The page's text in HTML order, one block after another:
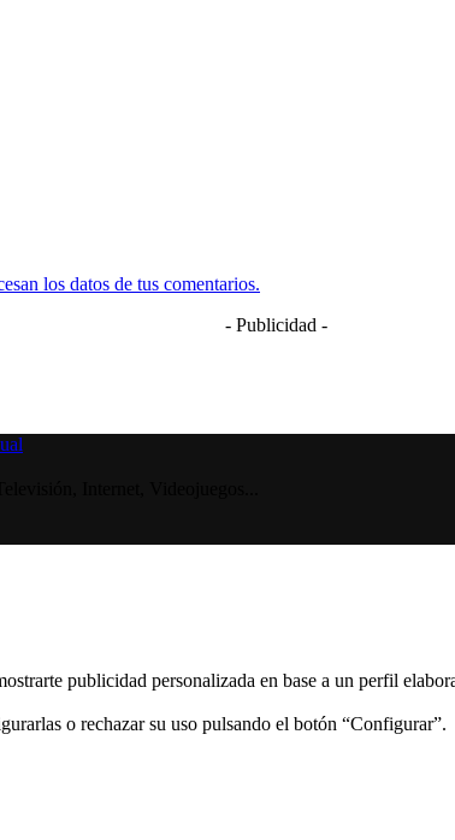
los datos de tus comentarios.
- Publicidad -
publicidad personalizada en base a un perfil
o rechazar su uso pulsando el botón “Configurar”.